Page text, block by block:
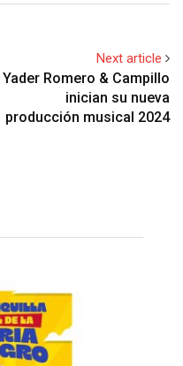
Next article
Yader Romero & Campillo
inician su nueva
producción musical 2024